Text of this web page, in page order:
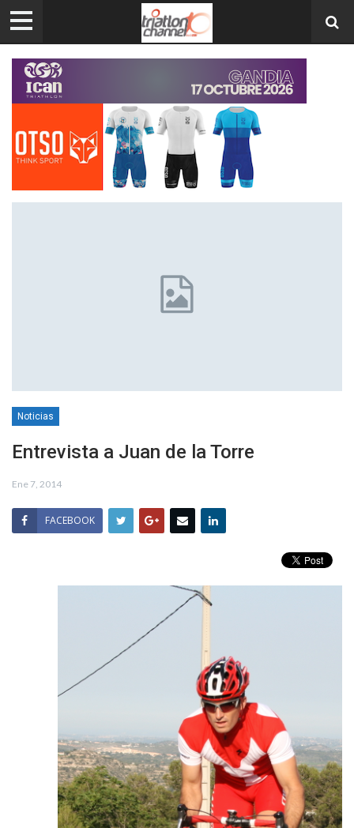
Noticias
Entrevista a Juan de la Torre
Ene 7, 2014
FACEBOOK